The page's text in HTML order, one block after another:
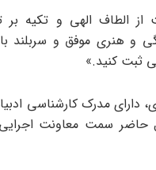
الطاف الهی و تکیه بر
و هنری موفق و سربلند
ثبت کنید.»
مدرک کارشناسی
سمت معاونت اجرایی